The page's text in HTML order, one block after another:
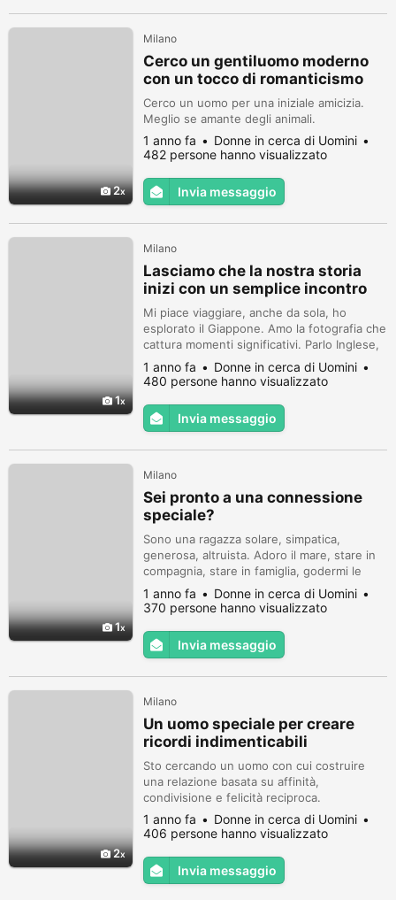
2
Milano
Cerco un gentiluomo moderno
con un tocco di romanticismo
Cerco un uomo per una iniziale amicizia.
Meglio se amante degli animali.
1 anno fa
Donne in cerca di Uomini
482 persone hanno visualizzato
Invia messaggio
1
Milano
Lasciamo che la nostra storia
inizi con un semplice incontro
Mi piace viaggiare, anche da sola, ho
esplorato il Giappone. Amo la fotografia che
cattura momenti significativi. Parlo Inglese,
Francese e Spagnolo. Amo vivere.
1 anno fa
Donne in cerca di Uomini
480 persone hanno visualizzato
Invia messaggio
1
Milano
Sei pronto a una connessione
speciale?
Sono una ragazza solare, simpatica,
generosa, altruista. Adoro il mare, stare in
compagnia, stare in famiglia, godermi le
buone cene, cucinare.
1 anno fa
Donne in cerca di Uomini
370 persone hanno visualizzato
Invia messaggio
2
Milano
Un uomo speciale per creare
ricordi indimenticabili
Sto cercando un uomo con cui costruire
una relazione basata su affinità,
condivisione e felicità reciproca.
1 anno fa
Donne in cerca di Uomini
406 persone hanno visualizzato
Invia messaggio